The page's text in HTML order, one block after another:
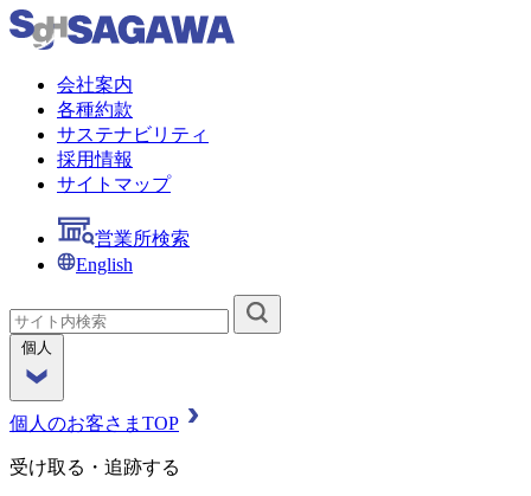
会社案内
各種約款
サステナビリティ
採用情報
サイトマップ
営業所検索
English
個人
個人のお客さまTOP
受け取る・追跡する